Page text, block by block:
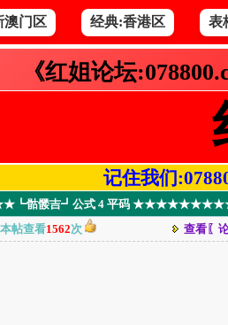
澳门区 经典:香港区 表
《红姐论坛
记住我们
骷髅吉┛公式 4 平码
本帖查看1562次 查看〖